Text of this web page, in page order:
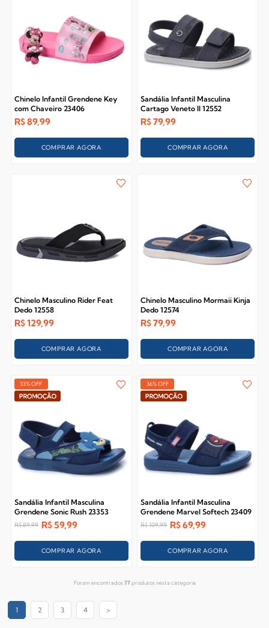
Chinelo Infantil Grendene Key
com Chaveiro 23406
R$89,99
COMPRAR AGORA
Sandália Infantil Masculina
Cartago Veneto II 12552
R$79,99
COMPRAR AGORA
Chinelo Masculino Rider Feat
Dedo 12558
R$129,99
COMPRAR AGORA
Chinelo Masculino Mormaii Kinja
Dedo 12574
R$79,99
COMPRAR AGORA
33% OFF
Sandália Infantil Masculina
Grendene Sonic Rush 23353
R$89,99 R$59,99
COMPRAR AGORA
36% OFF
Sandália Infantil Masculina
Grendene Marvel Softech 23409
R$109,99 R$69,99
COMPRAR AGORA
Foram encontrados77produtos nesta categoria
1 2 3 4 >